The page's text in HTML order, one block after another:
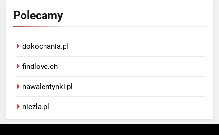
Polecamy
dokochania.pl
findlove.ch
nawalentynki.pl
niezla.pl